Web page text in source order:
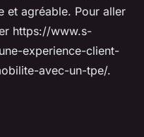
et agréable. Pour aller
https://www.s-
experience-client-
avec-un-tpe/.